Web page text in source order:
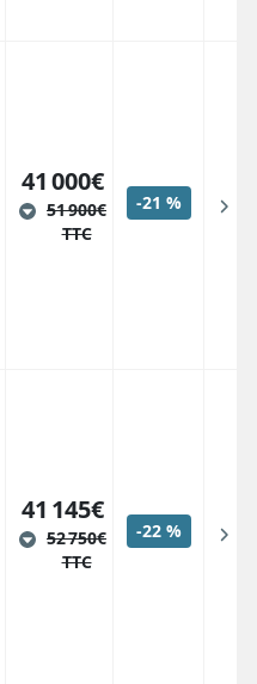
41 000€
51 900€
TTC
-21 %
41 145€
52 750€
TTC
-22 %